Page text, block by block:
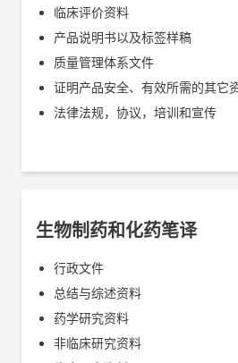
临床评价资料
产品说明书以及标签样稿
质量管理体系文件
证明产品安全、有效所需的其它
法律法规，协议，培训和宣传
生物制药和化药笔译
行政文件
总结与综述资料
药学研究资料
非临床研究资料